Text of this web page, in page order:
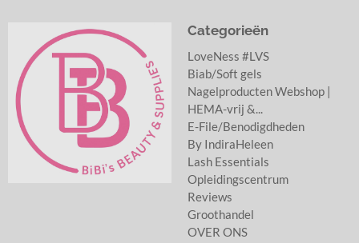
Categorieën
LoveNess #LVS
Biab/Soft gels
Nagelproducten Webshop |
HEMA-vrij &...
E-File/Benodigdheden
By IndiraHeleen
Lash Essentials
Opleidingscentrum
Reviews
Groothandel
OVER ONS